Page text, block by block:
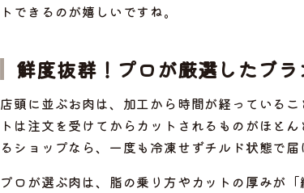
トできるのが嬉しいですね。
鮮度抜群！プロが厳選したブラ
店頭に並ぶお肉は、加工から時間が経っている
トは注文を受けてからカットされるものがほと
るショップなら、一度も冷凍せずチルド状態で届
プロが選ぶ肉は、脂の乗り方やカットの厚みが